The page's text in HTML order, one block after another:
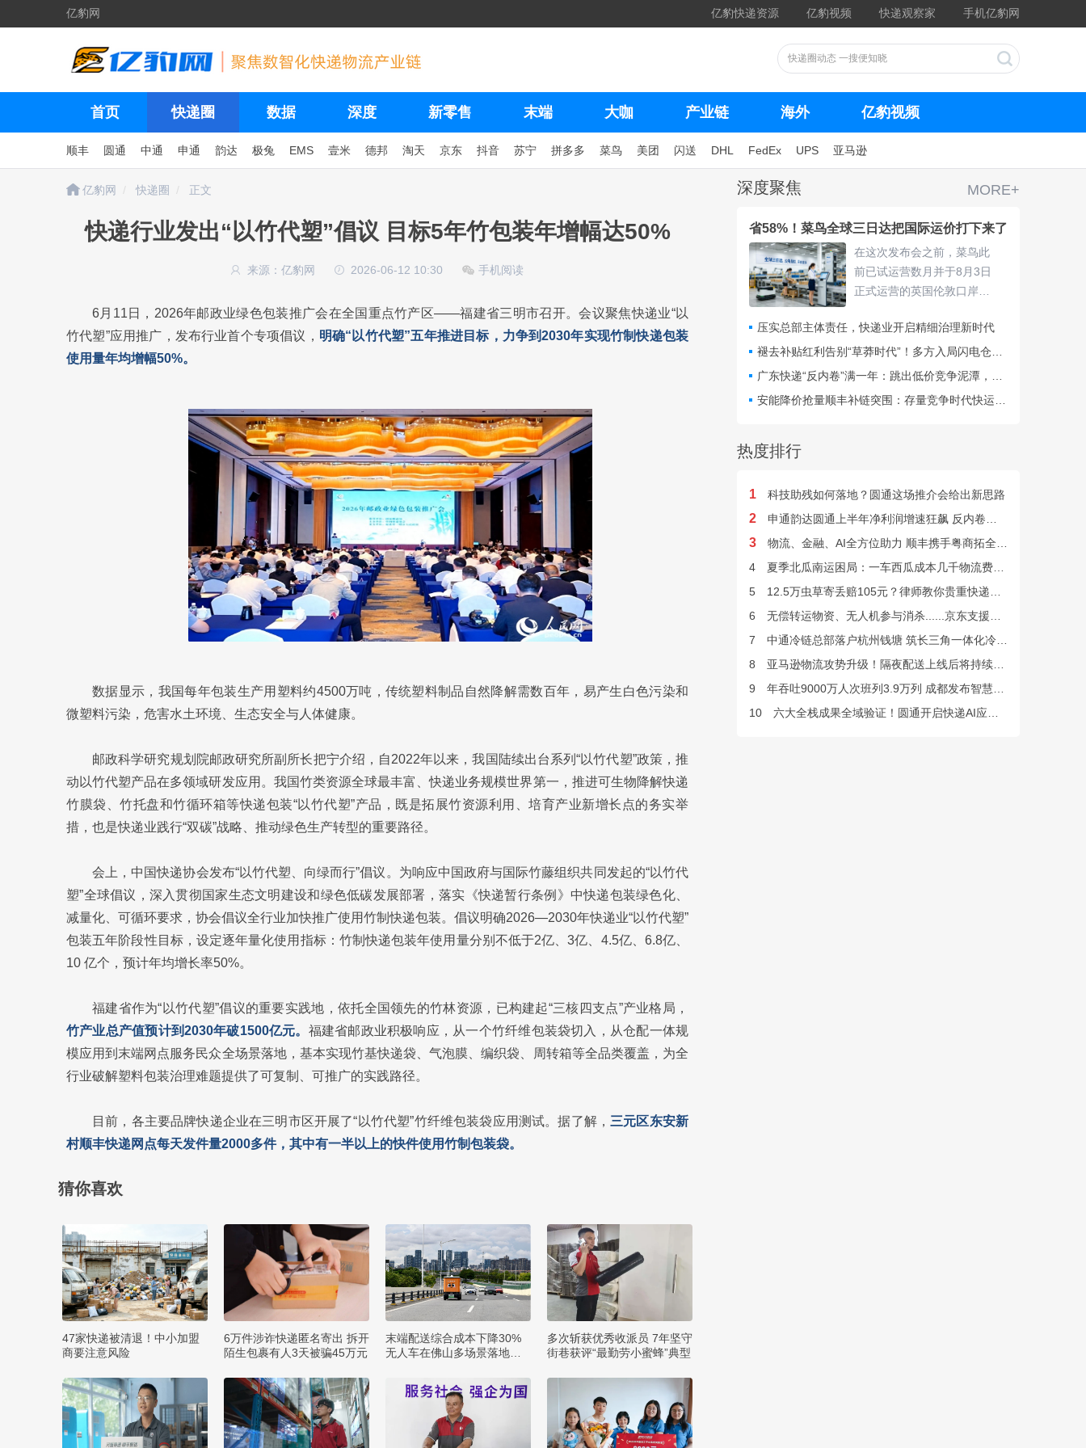
亿豹网 亿豹快递资源 亿豹视频 快递观察家 手机亿豹网
首页 快递圈 数据 深度 新零售 末端 大咖 产业链 海外 亿豹视频
顺丰 圆通 中通 申通 韵达 极兔 EMS 壹米 德邦 淘天 京东 抖音 苏宁 拼多多 菜鸟 美团 闪送 DHL FedEx UPS 亚马逊
亿豹网 快递圈 正文
快递行业发出“以竹代塑”倡议 目标5年竹包装年增幅达50%
来源：亿豹网 2026-06-12 10:30 手机阅读
6月11日，2026年邮政业绿色包装推广会在全国重点竹产区——福建省三明市召开。会议聚焦快递业“以
竹代塑”应用推广，发布行业首个专项倡议， 明确“以竹代塑”五年推进目标，力争到2030年实现竹制快递包装
使用量年均增幅50%。
数据显示，我国每年包装生产用塑料约4500万吨，传统塑料制品自然降解需数百年，易产生白色污染和
微塑料污染，危害水土环境、生态安全与人体健康。
邮政科学研究规划院邮政研究所副所长把宁介绍，自2022年以来，我国陆续出台系列“以竹代塑”政策，推
动以竹代塑产品在多领域研发应用。我国竹类资源全球最丰富、快递业务规模世界第一，推进可生物降解快递
竹膜袋、竹托盘和竹循环箱等快递包装“以竹代塑”产品，既是拓展竹资源利用、培育产业新增长点的务实举
措，也是快递业践行“双碳”战略、推动绿色生产转型的重要路径。
会上，中国快递协会发布“以竹代塑、向绿而行”倡议。为响应中国政府与国际竹藤组织共同发起的“以竹代
塑”全球倡议，深入贯彻国家生态文明建设和绿色低碳发展部署，落实《快递暂行条例》中快递包装绿色化、
减量化、可循环要求，协会倡议全行业加快推广使用竹制快递包装。倡议明确2026—2030年快递业“以竹代塑”
包装五年阶段性目标，设定逐年量化使用指标：竹制快递包装年使用量分别不低于2亿、3亿、4.5亿、6.8亿、
10 亿个，预计年均增长率50%。
福建省作为“以竹代塑”倡议的重要实践地，依托全国领先的竹林资源，已构建起“三核四支点”产业格局，
竹产业总产值预计到2030年破1500亿元。 福建省邮政业积极响应，从一个竹纤维包装袋切入，从仓配一体规
模应用到末端网点服务民众全场景落地，基本实现竹基快递袋、气泡膜、编织袋、周转箱等全品类覆盖，为全
行业破解塑料包装治理难题提供了可复制、可推广的实践路径。
目前，各主要品牌快递企业在三明市区开展了“以竹代塑”竹纤维包装袋应用测试。据了解， 三元区东安新
村顺丰快递网点每天发件量2000多件，其中有一半以上的快件使用竹制包装袋。
猜你喜欢
47家快递被清退！中小加盟
商要注意风险
6万件涉诈快递匿名寄出 拆开
陌生包裹有人3天被骗45万元
末端配送综合成本下降30%
无人车在佛山多场景落地应
多次斩获优秀收派员 7年坚守
街巷获评“最勤劳小蜜蜂”典型
MORE+
深度聚焦
省58%！菜鸟全球三日达把国际运价打下来了
在这次发布会之前，菜鸟此
前已试运营数月并于8月3日
正式运营的英国伦敦口岸
清关、查验、末端派送收拢
进同一套体系，包裹落地后
最快24小时完成末端派送。
压实总部主体责任，快递业开启精细治理新时代
热度排行
1 科技助残如何落地？圆通这场推介会给出新思路
2 申通韵达圆通上半年净利润增速狂飙 反内卷效果显现
3
物流、金融、AI全方位助力 顺丰携手粤商拓全球市场
4
夏季北瓜南运困局：一车西瓜成本几千物流费上万谁来解？
5
12.5万虫草寄丢赔105元？律师教你贵重快递丢失如何维权
6
无偿转运物资、无人机参与消杀......京东支援广西灾后重建
7
中通冷链总部落户杭州钱塘 筑长三角一体化冷链中枢基地
8
亚马逊物流攻势升级！隔夜配送上线后将持续挤压快递巨头
9
年吞吐9000万人次班列3.9万列 成都发布智慧物流“双清单”
10
六大全栈成果全域验证！圆通开启快递AI应用规模化落地